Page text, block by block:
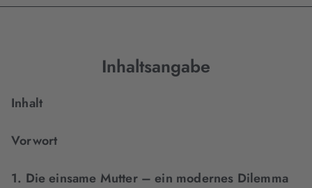
Inhaltsangabe
Inhalt
Vorwort
1. Die einsame Mutter – ein modernes Dilemma